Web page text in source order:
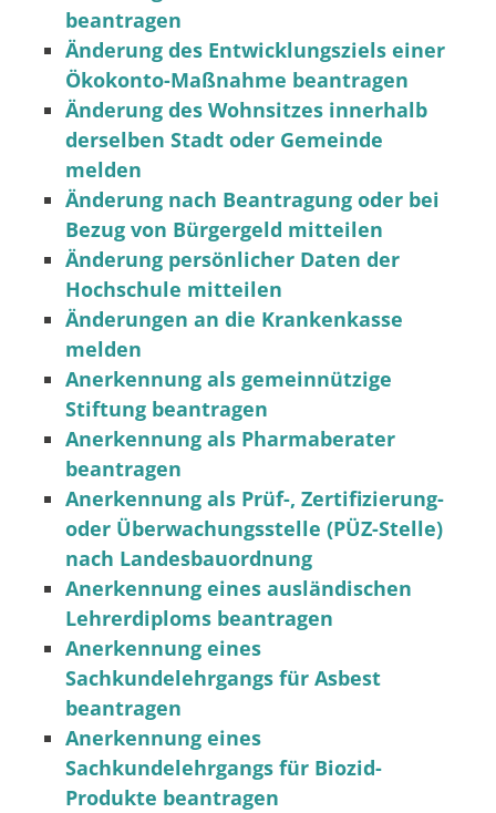
beantragen
Änderung des Entwicklungsziels einer
Ökokonto-Maßnahme beantragen
Änderung des Wohnsitzes innerhalb
derselben Stadt oder Gemeinde
melden
Änderung nach Beantragung oder bei
Bezug von Bürgergeld mitteilen
Änderung persönlicher Daten der
Hochschule mitteilen
Änderungen an die Krankenkasse
melden
Anerkennung als gemeinnützige
Stiftung beantragen
Anerkennung als Pharmaberater
beantragen
Anerkennung als Prüf-, Zertifizierung-
oder Überwachungsstelle (PÜZ-Stelle)
nach Landesbauordnung
Anerkennung eines ausländischen
Lehrerdiploms beantragen
Anerkennung eines
Sachkundelehrgangs für Asbest
beantragen
Anerkennung eines
Sachkundelehrgangs für Biozid-
Produkte beantragen